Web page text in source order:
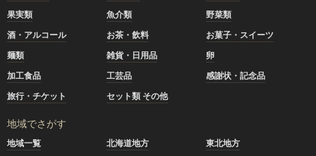
果実類
魚介類
野菜類
酒・アルコール
お茶・飲料
お菓子・スイーツ
麺類
雑貨・日用品
卵
加工食品
工芸品
感謝状・記念品
旅行・チケット
セット類 その他
地域でさがす
地域一覧 北海道地方
東北地方